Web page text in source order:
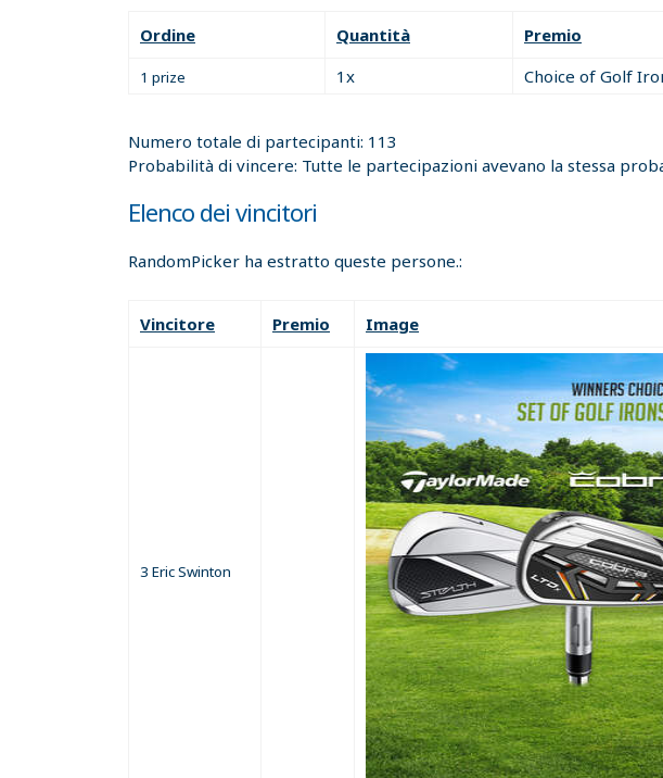
Ordine Quantità Premio
1 prize 1x Choice of Golf
Numero totale di partecipanti: 113
Probabilità di vincere: Tutte le partecipazioni avevano la stessa
Elenco dei vincitori
RandomPicker ha estratto queste persone.:
Vincitore Premio Image
3 Eric Swinton